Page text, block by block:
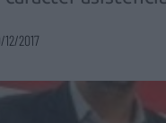
12/2017